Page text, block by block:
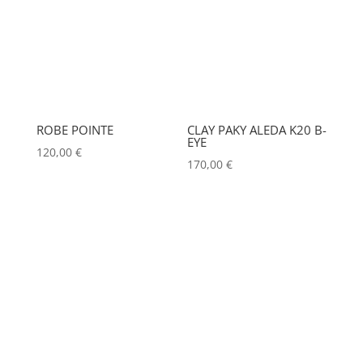
ROBE POINTE
120,00 €
CLAY PAKY ALEDA K20 B-
EYE
170,00€